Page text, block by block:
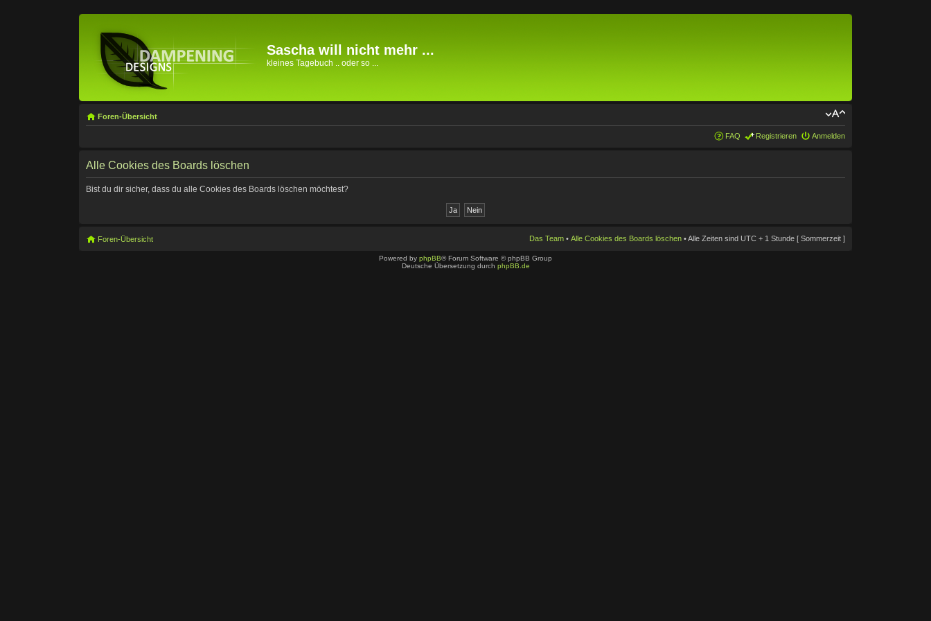
Sascha will nicht mehr ...
kleines Tagebuch .. oder so ...
Foren-Übersicht
FAQ Registrieren Anmelden
Alle Cookies des Boards löschen
Bist du dir sicher, dass du alle Cookies des Boards löschen möchtest?
Foren-Übersicht Das Team• Alle Cookies des Boards löschen• Alle Zeiten sind UTC + 1 Stunde [ Sommerzeit ]
Powered by phpBB® Forum Software © phpBB Group
Deutsche Übersetzung durch phpBB.de